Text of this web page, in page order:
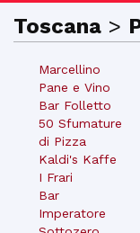
Toscana >
Marcellino
Pane e Vino
Bar Folletto
50 Sfumature
di Pizza
Kaldi's Kaffe
I Frari
Bar
Imperatore